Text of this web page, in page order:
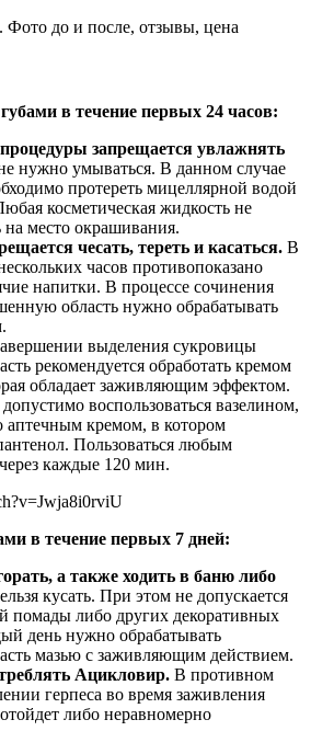
в течение первых 24 часов:
запрещается увлажнять
нужно умываться. В данном случае
протереть мицеллярной водой
косметическая жидкость не
на место окрашивания.
чесать, тереть и касаться. В
часов противопоказано
напитки. В процессе сочинения
область нужно обрабатывать
выделения сукровицы
рекомендуется обработать кремом
обладает заживляющим эффектом.
воспользоваться вазелином,
аптечным кремом, в котором
Пользоваться любым
каждые 120 мин.
в течение первых 7 дней:
а также ходить в баню либо
кусать. При этом не допускается
помады либо других декоративных
день нужно обрабатывать
мазью с заживляющим действием.
Ацикловир. В противном
герпеса во время заживления
либо неравномерно